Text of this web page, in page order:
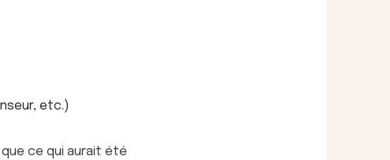
etc.)
ce qui aurait été